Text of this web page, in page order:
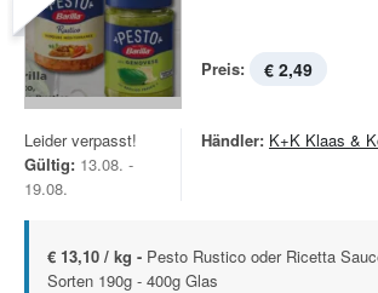
Preis: € 2,49
Leider verpasst!
Gültig: 13.08. -
19.08.
Händler: K+K Klaas &
€ 13,10 / kg - Pesto Rustico oder Ricetta
Sorten 190g - 400g Glas